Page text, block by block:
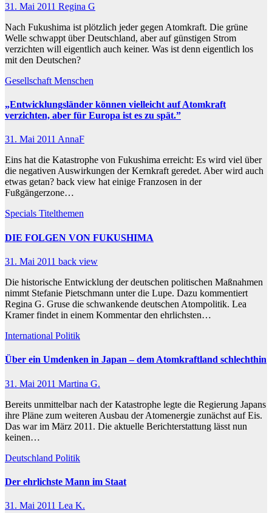
31. Mai 2011 Regina G
Nach Fukushima ist plötzlich jeder gegen Atomkraft. Die grüne
Welle schwappt über Deutschland, aber auf günstigen Strom
verzichten will eigentlich auch keiner. Was ist denn eigentlich los
mit den Deutschen?
Gesellschaft Menschen
„Entwicklungsländer können vielleicht auf Atomkraft
verzichten, aber für Europa ist es zu spät.”
31. Mai 2011 AnnaF
Eins hat die Katastrophe von Fukushima erreicht: Es wird viel über
die negativen Auswirkungen der Kernkraft geredet. Aber wird auch
etwas getan? back view hat einige Franzosen in der
Fußgängerzone…
Specials Titelthemen
DIE FOLGEN VON FUKUSHIMA
31. Mai 2011 back view
Die historische Entwicklung der deutschen politischen Maßnahmen
nimmt Stefanie Pietschmann unter die Lupe. Dazu kommentiert
Regina G. Gruse die schwankende deutschen Atompolitik. Lea
Kramer findet in einem Kommentar den ehrlichsten…
International Politik
Über ein Umdenken in Japan – dem Atomkraftland schlechthin
31. Mai 2011 Martina G.
Bereits unmittelbar nach der Katastrophe legte die Regierung Japans
ihre Pläne zum weiteren Ausbau der Atomenergie zunächst auf Eis.
Das war im März 2011. Die aktuelle Berichterstattung lässt nun
keinen…
Deutschland Politik
Der ehrlichste Mann im Staat
31. Mai 2011 Lea K.